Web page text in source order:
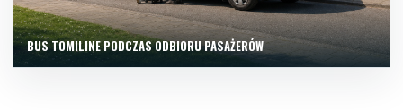
BUS TOMILINE PODCZAS ODBIORU PASAŻERÓW